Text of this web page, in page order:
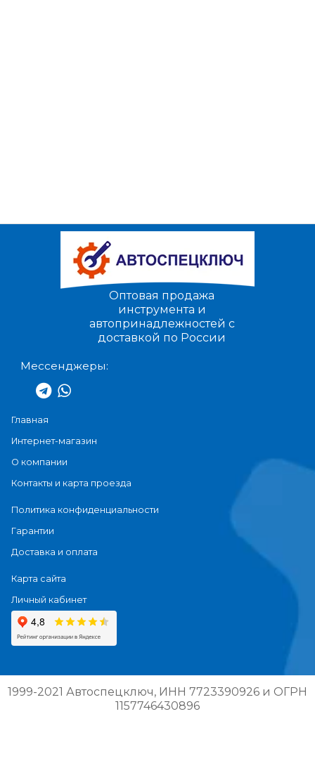
Оптовая продажа
инструмента и
автопринадлежностей с
доставкой по России
Мессенджеры:
Главная
Интернет-магазин
О компании
Контакты и карта проезда
Политика конфиденциальности
Гарантии
Доставка и оплата
Карта сайта
Личный кабинет
1999-2021 Автоспецключ, ИНН 7723390926 и ОГРН
1157746430896